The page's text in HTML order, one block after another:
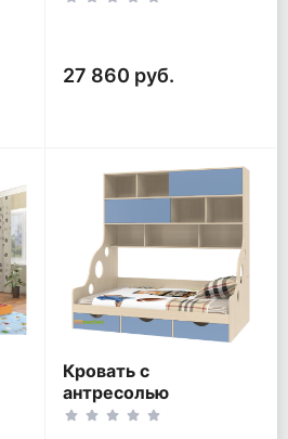
27 860 руб.
Кровать с
антресолью
Дельта-21.02